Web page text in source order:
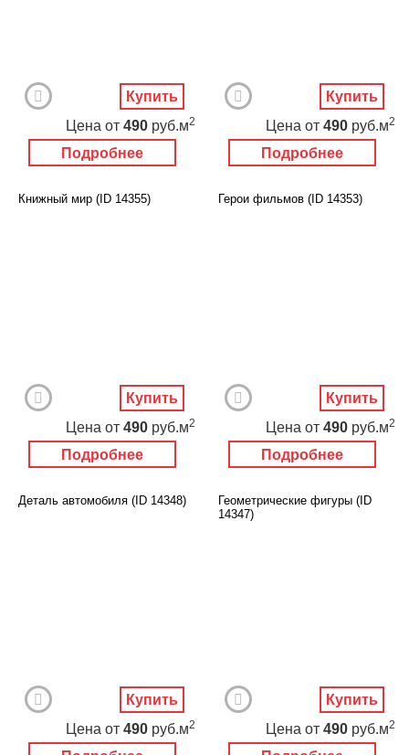
Подробнее
Цена от 490 руб.м2
Купить
Подробнее
Цена от 490 руб.м2
Купить
Книжный мир (ID 14355)
Подробнее
Цена от 490 руб.м2
Купить
Герои фильмов (ID 14353)
Подробнее
Цена от 490 руб.м2
Купить
Деталь автомобиля (ID 14348)
Цена от 490 руб.м2
Купить
Геометрические фигуры (ID
14347)
Цена от 490 руб.м2
Купить